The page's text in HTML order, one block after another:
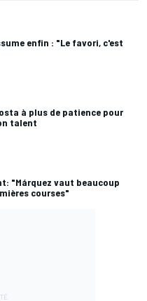
enfin : "Le favori, c'est
à plus de patience pour
talent
"Márquez vaut beaucoup
courses"